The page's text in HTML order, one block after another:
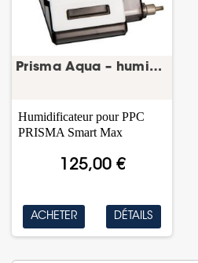
Prisma Aqua – humidificateur CPAP – Löwenstein
125,00 €
Humidificateur pour PPC
PRISMA Smart Max
ACHETER DÉTAILS